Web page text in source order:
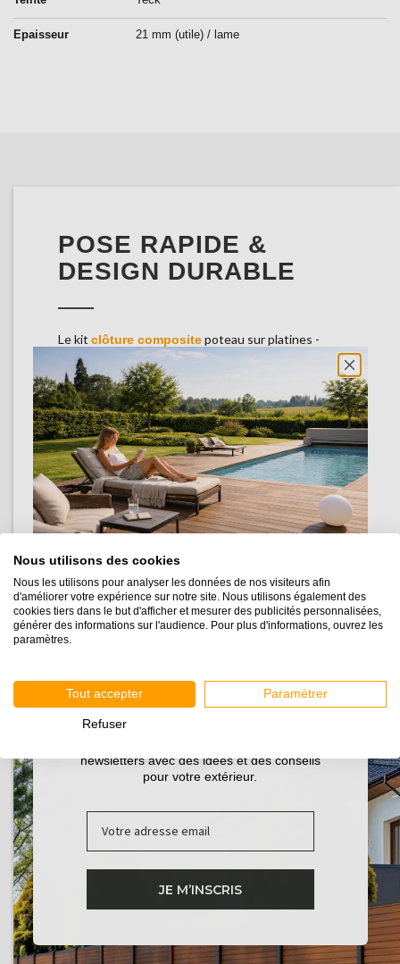
Epaisseur 21 mm (utile) / lame
POSE RAPIDE &
DESIGN DURABLE
Le kit clôture compositepoteau sur platines -
SANTOS teck H-1,8m se monte rapidement grâce à
ses platines à visser : vissez-les sur une base solide
(béton ou autre), positionnez les poteaux, puis
insérez les lisses et lames ajustables pour une
palissade élégante prête à valoriser votre extérieur
en un rien de temps.
Doté de lames SANTOS en composite co-extrudé et
de poteaux en aluminium, cette clôture moderne
résiste aux intempéries, UV et insectes, avec un
eau. Haute de 1,8 m, elle allie durabilité et
raffinement.
La clôture SANTOS est couverte par une garantie de
20 ans
Nous utilisons des cookies
Nous les utilisons pour analyser les données de nos visiteurs afin
d'améliorer votre expérience sur notre site. Nous utilisons également des
cookies tiers dans le but d'afficher et mesurer des publicités personnalisées,
générer des informations sur l'audience. Pour plus d'informations, ouvrez les
paramètres.
Tout accepter Paramétrer
Refuser
newsletters avec des idées et des conseils
pour votre extérieur.
JE M’INSCRIS